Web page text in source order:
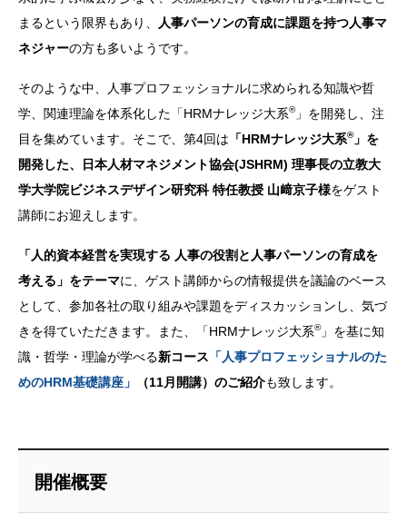
まるという限界もあり、
人事パーソンの育成に課題を持つ人事マ
ネジャーの方も多いようです。
そのような中、人事プロフェッショナルに求められる知識や哲
学、関連理論を体系化した「HRMナレッジ大系®」を開発し、注
目を集めています。そこで、第4回は 「HRMナレッジ大系®」を
開発した、日本人材マネジメント協会(JSHRM) 理事長の立教大
学大学院ビジネスデザイン研究科 特任教授 山﨑京子様をゲスト
講師にお迎えします。
「人的資本経営を実現する 人事の役割と人事パーソンの育成を
考える」をテーマに、ゲスト講師からの情報提供を議論のベース
として、参加各社の取り組みや課題をディスカッションし、気づ
きを得ていただきます。また、「HRMナレッジ大系®」を基に知
識・哲学・理論が学べる新コース 「人事プロフェッショナルのた
めのHRM基礎講座」
（11月開講）のご紹介も致します。
開催概要